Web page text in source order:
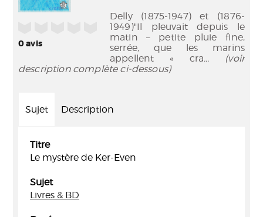
0avis
Delly (1875-1947) et (1876-
1949)"Il pleuvait depuis le
matin – petite pluie fine,
serrée, que les marins
appellent « cra... (voir
description complète ci-dessous)
Sujet Description
Titre
Le mystère de Ker-Even
Sujet
Livres & BD